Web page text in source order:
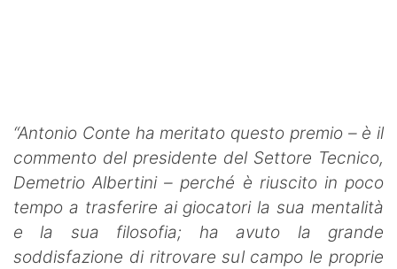
“Antonio Conte ha meritato questo premio – è il
commento del presidente del Settore Tecnico,
Demetrio Albertini – perché è riuscito in poco
tempo a trasferire ai giocatori la sua mentalità
e la sua filosofia; ha avuto la grande
soddisfazione di ritrovare sul campo le proprie